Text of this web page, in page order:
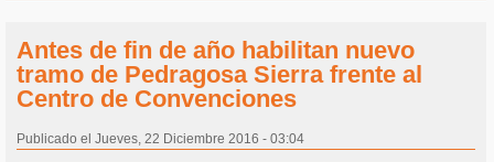
Antes de fin de año habilitan nuevo
tramo de Pedragosa Sierra frente al
Centro de Convenciones
Publicado el Jueves, 22 Diciembre 2016 - 03:04